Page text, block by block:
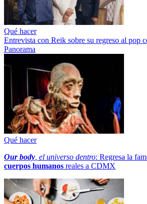
Qué hacer
Entrevista con Reik sobre su regreso al pop
Panorama
Qué hacer
Our body , el universo dentro: Regresa la
cuerpos humanos reales a CDMX